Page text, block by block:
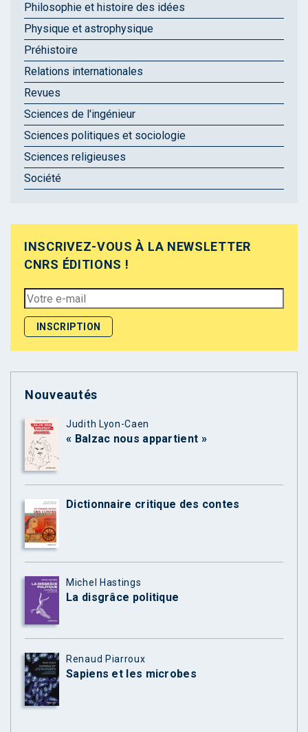
Philosophie et histoire des idées
Physique et astrophysique
Préhistoire
Relations internationales
Revues
Sciences de l'ingénieur
Sciences politiques et sociologie
Sciences religieuses
Société
INSCRIVEZ-VOUS À LA NEWSLETTER
CNRS ÉDITIONS !
Nouveautés
Judith Lyon-Caen
« Balzac nous appartient »
Dictionnaire critique des contes
Michel Hastings
La disgrâce politique
Renaud Piarroux
Sapiens et les microbes